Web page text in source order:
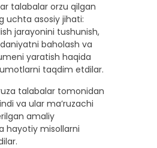
talabalar orzu qilgan
uchta asosiy jihati:
jarayonini tushunish,
baholash va
yaratish haqida
taqdim etdilar.
talabalar tomonidan
va ular ma’ruzachi
amaliy
hayotiy misollarni